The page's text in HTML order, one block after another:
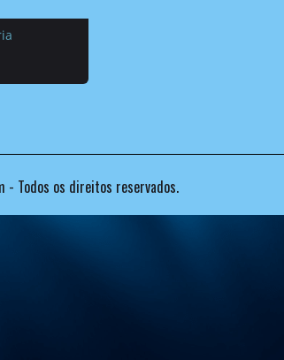
Todos os direitos reservados.